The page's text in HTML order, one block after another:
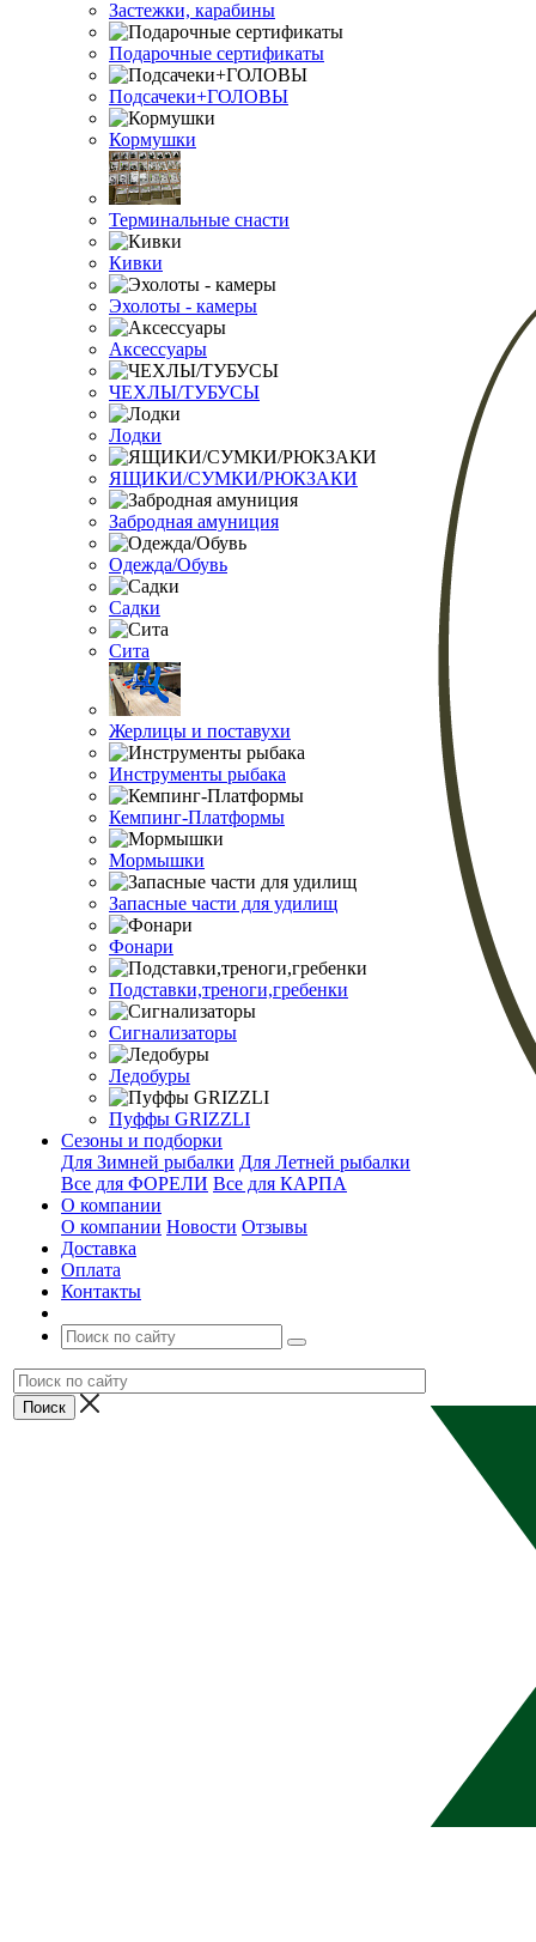
Застежки, карабины
Подарочные сертификаты
Подсачеки+ГОЛОВЫ
Кормушки
Терминальные снасти
Кивки
Эхолоты - камеры
Аксессуары
ЧЕХЛЫ/ТУБУСЫ
Лодки
ЯЩИКИ/СУМКИ/РЮКЗАКИ
Забродная амуниция
Одежда/Обувь
Садки
Сита
Жерлицы и поставухи
Инструменты рыбака
Кемпинг-Платформы
Мормышки
Запасные части для удилищ
Фонари
Подставки,треноги,гребенки
Сигнализаторы
Ледобуры
Пуффы GRIZZLI
Сезоны и подборки
Для Зимней рыбалки Для Летней рыбалки
Все для ФОРЕЛИ Все для КАРПА
О компании
О компании Новости Отзывы
Доставка
Оплата
Контакты